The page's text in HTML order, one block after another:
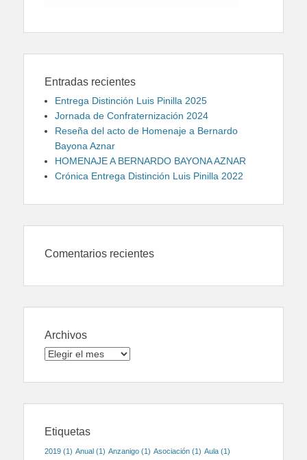
Entradas recientes
Entrega Distinción Luis Pinilla 2025
Jornada de Confraternización 2024
Reseña del acto de Homenaje a Bernardo
Bayona Aznar
HOMENAJE A BERNARDO BAYONA AZNAR
Crónica Entrega Distinción Luis Pinilla 2022
Comentarios recientes
Archivos
Archivos
Etiquetas
2019 (1) Anual (1) Anzanigo (1) Asociación (1) Aula (1)